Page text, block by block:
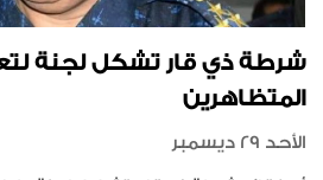
شرطة ذي قار تشكل لجنة
المتظاهرين
الأحد 29 ديسمبر